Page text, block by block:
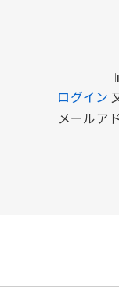
ログイン
メールア